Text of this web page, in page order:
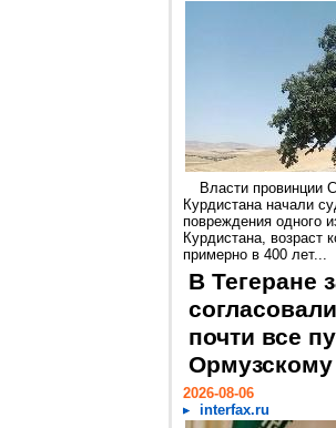
Власти провинции
Курдистана начали
повреждения одного
Курдистана, возраст
примерно в 400 лет...
В Тегеране
почти все
2026-08-06
interfax.ru